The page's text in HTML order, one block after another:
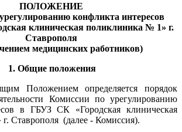
ПОЛОЖЕНИЕ
конфликта интересов
клиническая поликлиника № 1» г.
Ставрополя
медицинских работников)
1. Общие положения
Положением определяется порядок
Комиссии по урегулированию
в ГБУЗ СК «Городская клиническая
Ставрополя (далее - Комиссия).